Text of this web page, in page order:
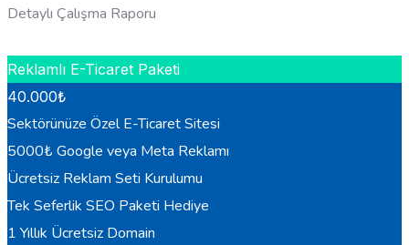
Detaylı Çalışma Raporu
Reklamlı E-Ticaret Paketi
40.000₺
Sektörünüze Özel E-Ticaret Sitesi
5000₺ Google veya Meta Reklamı
Ücretsiz Reklam Seti Kurulumu
Tek Seferlik SEO Paketi Hediye
1 Yıllık Ücretsiz Domain